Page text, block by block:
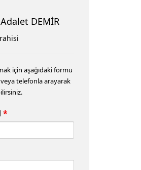
DEMİR
için aşağıdaki formu
telefonla arayarak
*